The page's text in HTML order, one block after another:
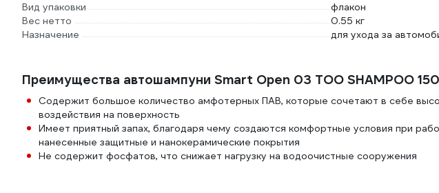
Вид упаковки
флакон
Вес нетто
0.55 кг
Назначение
для ухода за
Преимущества автошампуни Smart Open 03 TOO SHAMPOO
Содержит большое количество амфотерных ПАВ, которые сочетают в себе
воздействия на поверхность
Имеет приятный запах, благодаря чему создаются комфортные условия при
нанесенные защитные и нанокерамические покрытия
Не содержит фосфатов, что снижает нагрузку на водоочистные сооружения